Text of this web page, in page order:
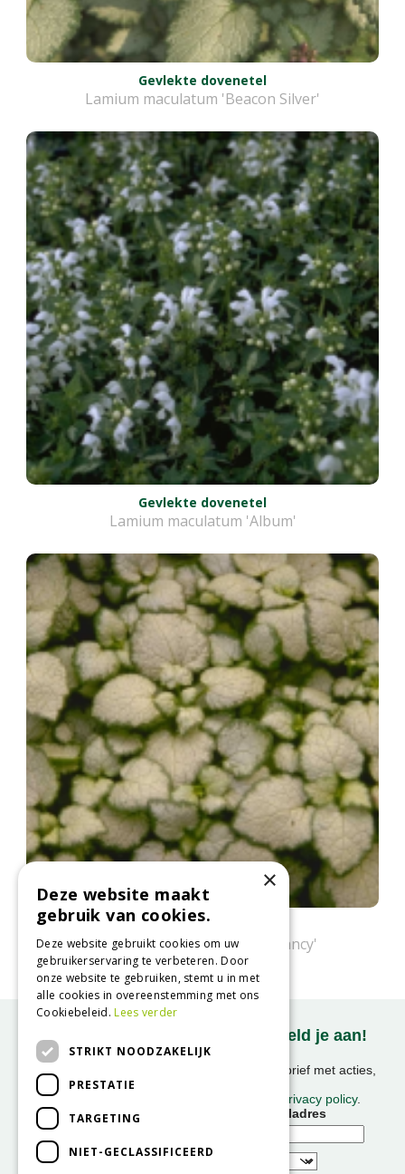
Gevlekte dovenetel
Lamium maculatum 'Beacon Silver'
Gevlekte dovenetel
Lamium maculatum 'Album'
Gevlekte dovenetel
Lamium maculatum 'White Nancy'
Onze nieuwsbrief ontvangen? Meld je aan!
Ontvang ongeveer 1x per week onze nieuwsbrief met acties,
We slaan uw gegevens op conform onze
privacy policy.
Voornaam
E-mailadres
×
Deze website maakt
gebruik van cookies.
Deze website gebruikt cookies om uw
gebruikerservaring te verbeteren. Door
onze website te gebruiken, stemt u in met
alle cookies in overeenstemming met ons
Cookiebeleid.Lees verder
STRIKT NOODZAKELIJK
PRESTATIE
TARGETING
NIET-GECLASSIFICEERD